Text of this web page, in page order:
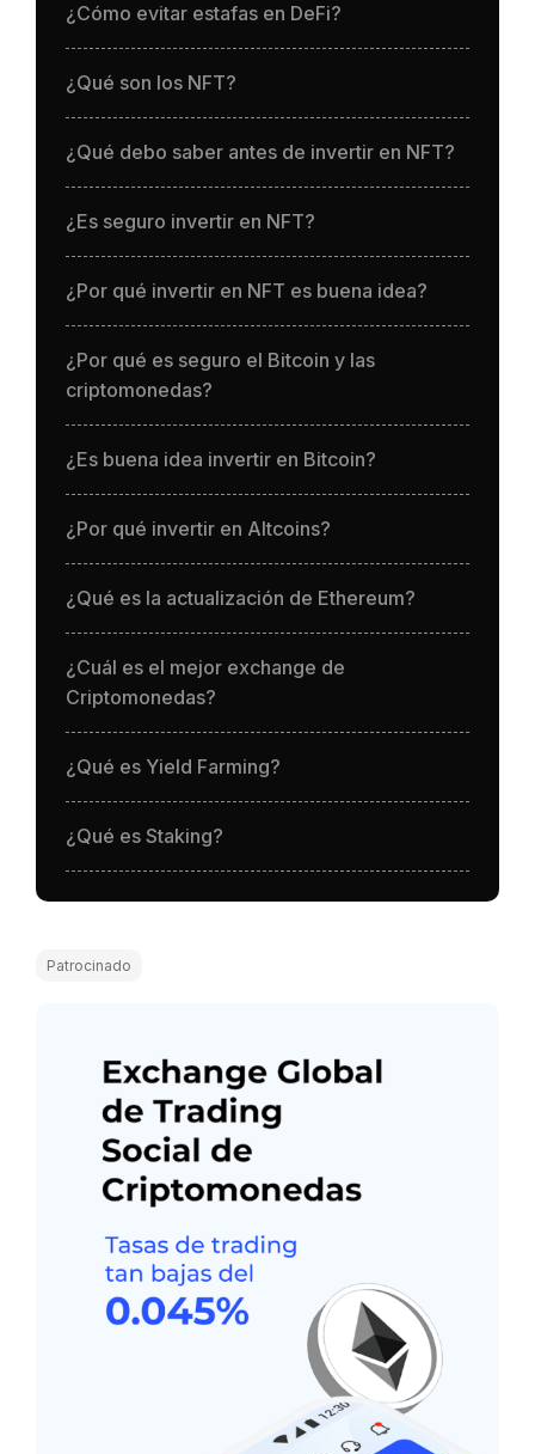
¿Cómo evitar estafas en DeFi?
¿Qué son los NFT?
¿Qué debo saber antes de invertir en NFT?
¿Es seguro invertir en NFT?
¿Por qué invertir en NFT es buena idea?
¿Por qué es seguro el Bitcoin y las
criptomonedas?
¿Es buena idea invertir en Bitcoin?
¿Por qué invertir en Altcoins?
¿Qué es la actualización de Ethereum?
¿Cuál es el mejor exchange de
Criptomonedas?
¿Qué es Yield Farming?
¿Qué es Staking?
Patrocinado